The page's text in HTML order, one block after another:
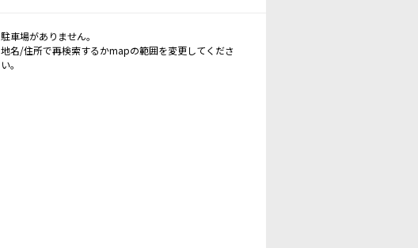
駐車場がありません。
地名/住所で再検索するかmapの範囲を変更してくださ
い。